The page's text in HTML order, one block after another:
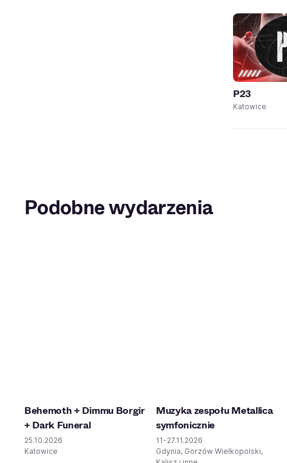
P23
Katowice
Podobne wydarzenia
Behemoth + Dimmu Borgir
+ Dark Funeral
25.10.2026
Katowice
Muzyka zespołu Metallica
symfonicznie
11-27.11.2026
Gdynia, Gorzów Wielkopolski,